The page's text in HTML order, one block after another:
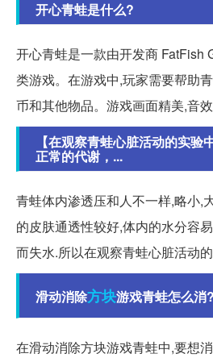
开心青蛙是什么?
开心青蛙是一款由开发商 FatFish
类游戏。在游戏中,玩家需要帮助
币和其他物品。游戏画面精美,音效
【在观察青蛙心脏活动的实验
正常的代谢，...
青蛙体内渗透压和人不一样,略小,
的皮肤通透性较好,体内的水分容
而失水.所以在观察青蛙心脏活动的
滑动消除方块游戏青蛙怎么消?
在滑动消除方块游戏青蛙中,要想